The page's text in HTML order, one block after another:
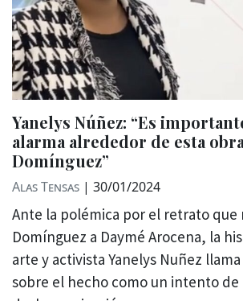
Yanelys Núñez: “Es
alarma alrededor de esta
Domínguez”
Alas Tensas | 30/01/2024
Ante la polémica por el retrato que
Domínguez a Daymé Arocena, la
arte y activista Yanelys Nuñez
sobre el hecho como un intento de